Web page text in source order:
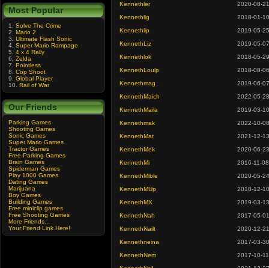
Most Popular
1. Solve The Crime
2. Mario 2
3. Ultimate Flash Sonic
4. Super Mario Rampage
5. 4 x 4 Rally
6. Zelda
7. Pointless
8. Cop Shoot
9. Global Player
10. Rail of War
Our Friends
Parking Games
Shooting Games
Sonic Games
Super Mario Games
Tractor Games
Free Parking Games
Brain Games
Spiderman Games
Play 1000 Games
Dating Games
Marijuana
Boy Games
Building Games
Free miniclip games
Free Shooting Games
More Friends...
Your Friend Link Here!
Kennethler
2020-08-21
Kennethlig
2018-01-10
Kennethlip
2019-05-25
KennethLiz
2019-05-07
Kennethlok
2018-05-29
KennethLoulp
2018-08-06
Kennethmag
2019-06-07
KennethMaich
2022-05-28
KennethMaila
2019-03-10
Kennethmak
2022-10-08
KennethMat
2021-12-13
KennethMek
2020-06-23
KennethMi
2016-11-08
KennethMible
2020-05-24
KennethMUp
2018-12-10
KennethMX
2019-03-13
KennethNah
2017-05-01
KennethNailt
2020-12-21
Kennethneina
2017-03-30
KennethNem
2017-10-11